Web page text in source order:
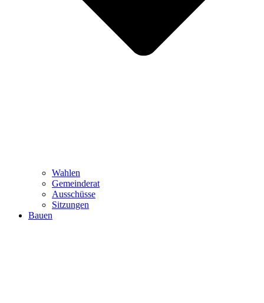
Wahlen
Gemeinderat
Ausschüsse
Sitzungen
Bauen